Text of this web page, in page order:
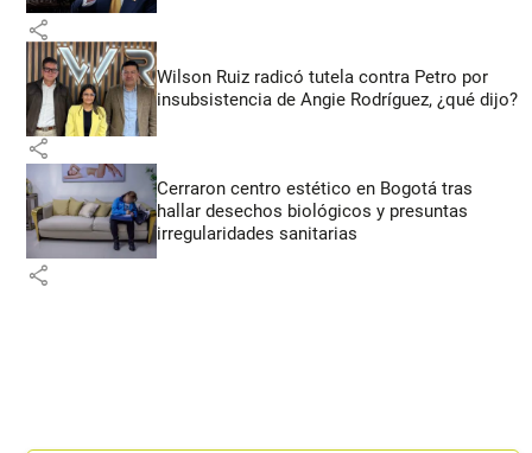
share
Wilson Ruiz radicó tutela contra Petro por
insubsistencia de Angie Rodríguez, ¿qué dijo?
share
Cerraron centro estético en Bogotá tras
hallar desechos biológicos y presuntas
irregularidades sanitarias
share